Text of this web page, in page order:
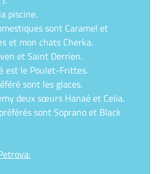
piscine.
sont Caramel et
et mon chats Cherka.
et Saint Derrien.
est le Poulet-Frittes.
sont les glaces.
deux sœurs Hanaé et Celia.
sont Soprano et Black